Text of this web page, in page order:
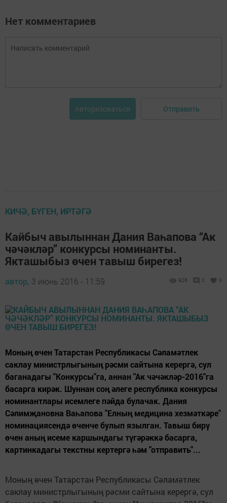
Нет комментариев
Авторизоваться Отправить
КИЧӘ, БҮГЕН, ИРТӘГӘ
Кайбыч авылыннан Дания Ваһапова “Ак
чәчәкләр” конкурсы номинанты.
Якташыбыз өчен тавыш бирегез!
автор, 3 июнь 2016 - 11:59 926 0 0
Моның өчен Татарстан Республикасы Сәламәтлек
саклау министрлыгының рәсми сайтына керергә, сул
баганадагы "Конкурсы"га, аннан "Ак чәчәкләр-2016"га
басарга кирәк. Шуннан соң әлеге республика конкурсы
номинантлары исемлеге пәйда булачак. Дания
Сәлимҗановна Ваһапова "Елның медицина хезмәткәре"
номинациясендә өченче булып язылган. Тавыш бирү
өчен аның исеме каршындагы түгәрәккә басарга,
картинкадагы текстны кертергә һәм "отправить"...
Моның өчен Татарстан Республикасы Сәламәтлек
саклау министрлыгының рәсми сайтына керергә, сул